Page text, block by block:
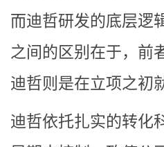
而迪哲研发的底层逻
之间的区别在于，前
迪哲则是在立项之初
迪哲依托扎实的转化